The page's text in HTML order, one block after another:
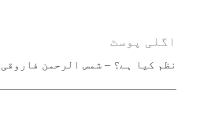
اگلی پوسٹ
نظم کیا ہے؟ – شمس الرحمن فاروقی